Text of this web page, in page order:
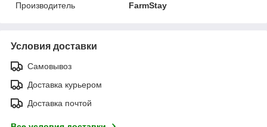
Производитель
FarmStay
Условия доставки
Самовывоз
Доставка курьером
Доставка почтой